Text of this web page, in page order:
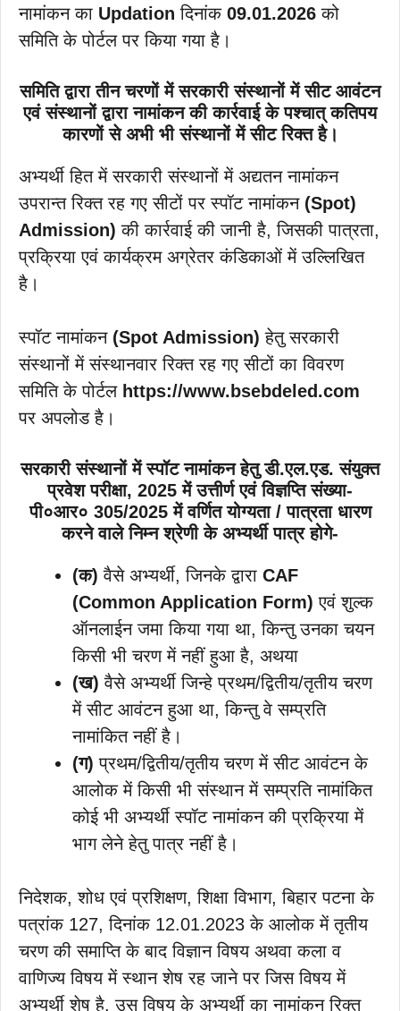
नामांकन का Updationदिनांक 09.01.2026 को
समिति के पोर्टल पर किया गया है।
समिति द्वारा तीन चरणों में सरकारी संस्थानों में सीट आवंटन
एवं संस्थानों द्वारा नामांकन की कार्रवाई के पश्चात् कतिपय
कारणों से अभी भी संस्थानों में सीट रिक्त है।
अभ्यर्थी हित में सरकारी संस्थानों में अद्यतन नामांकन
उपरान्त रिक्त रह गए सीटों पर स्पॉट नामांकन (Spot)
Admission)की कार्रवाई की जानी है, जिसकी पात्रता,
प्रक्रिया एवं कार्यक्रम अग्रेतर कंडिकाओं में उल्लिखित
है।
स्पॉट नामांकन (Spot Admission)हेतु सरकारी
संस्थानों में संस्थानवार रिक्त रह गए सीटों का विवरण
समिति के पोर्टल https://www.bsebdeled.com
पर अपलोड है।
सरकारी संस्थानों में स्पॉट नामांकन हेतु डी.एल.एड. संयुक्त
प्रवेश परीक्षा, 2025 में उत्तीर्ण एवं विज्ञप्ति संख्या-
पी०आर० 305/2025 में वर्णित योग्यता / पात्रता धारण
करने वाले निम्न श्रेणी के अभ्यर्थी पात्र होगे-
(क)वैसे अभ्यर्थी, जिनके द्वारा CAF
(Common Application Form)एवं शुल्क
ऑनलाईन जमा किया गया था, किन्तु उनका चयन
किसी भी चरण में नहीं हुआ है, अथया
(ख) वैसे अभ्यर्थी जिन्हे प्रथम/द्वितीय/तृतीय चरण
में सीट आवंटन हुआ था, किन्तु वे सम्प्रति
नामांकित नहीं है।
(ग) प्रथम/द्वितीय/तृतीय चरण में सीट आवंटन के
आलोक में किसी भी संस्थान में सम्प्रति नामांकित
कोई भी अभ्यर्थी स्पॉट नामांकन की प्रक्रिया में
भाग लेने हेतु पात्र नहीं है।
निदेशक, शोध एवं प्रशिक्षण, शिक्षा विभाग, बिहार पटना के
पत्रांक 127, दिनांक 12.01.2023 के आलोक में तृतीय
चरण की समाप्ति के बाद विज्ञान विषय अथवा कला व
वाणिज्य विषय में स्थान शेष रह जाने पर जिस विषय में
अभ्यर्थी शेष है. उस विषय के अभ्यर्थी का नामांकन रिक्त